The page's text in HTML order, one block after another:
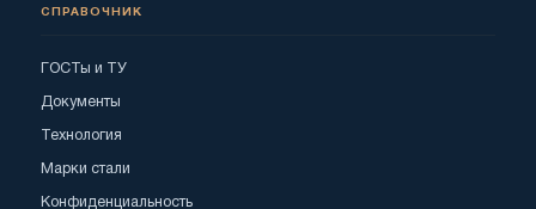
СПРАВОЧНИК
ГОСТы и ТУ
Документы
Технология
Марки стали
Конфиденциальность